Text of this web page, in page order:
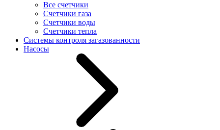
Все счетчики
Счетчики газа
Счетчики воды
Счетчики тепла
Системы контроля загазованности
Насосы